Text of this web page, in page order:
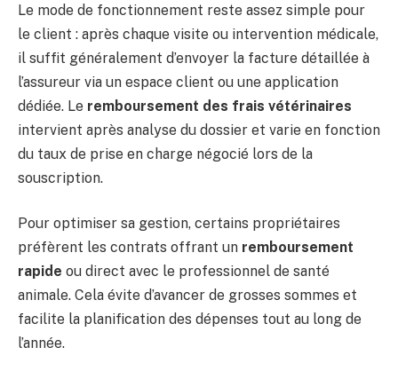
Le mode de fonctionnement reste assez simple pour
le client : après chaque visite ou intervention médicale,
il suffit généralement d’envoyer la facture détaillée à
l’assureur via un espace client ou une application
dédiée. Le remboursement des frais vétérinaires
intervient après analyse du dossier et varie en fonction
du taux de prise en charge négocié lors de la
souscription.
Pour optimiser sa gestion, certains propriétaires
préfèrent les contrats offrant un remboursement
rapide ou direct avec le professionnel de santé
animale. Cela évite d’avancer de grosses sommes et
facilite la planification des dépenses tout au long de
l’année.